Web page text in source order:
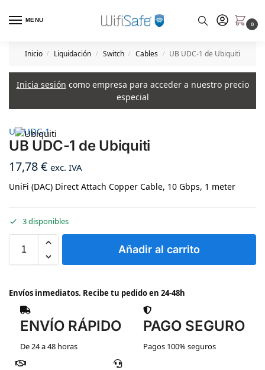
MENU
0
Inicio / Liquidación / Switch / Cables / UB UDC-1 de Ubiquiti
Inicia sesión como empresa para acceder a nuestro precio
especial
UB UDC-1
UB UDC-1 de Ubiquiti
17,78€ exc. IVA
UniFi (DAC) Direct Attach Copper Cable, 10 Gbps, 1 meter
3 disponibles
Añadir al carrito
Envíos inmediatos. Recibe tu pedido en 24-48h
ENVÍO RÁPIDO
De 24 a 48 horas
PAGO SEGURO
Pagos 100% seguros